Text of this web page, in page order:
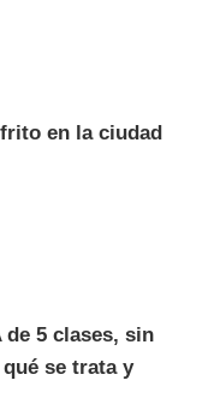
en la ciudad
de 5 clases, sin
se trata y